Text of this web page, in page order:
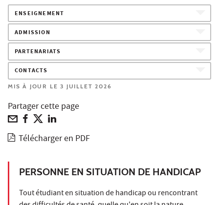
ENSEIGNEMENT
ADMISSION
PARTENARIATS
CONTACTS
MIS À JOUR LE 3 JUILLET 2026
Partager cette page
Télécharger en PDF
PERSONNE EN SITUATION DE HANDICAP
Tout étudiant en situation de handicap ou rencontrant